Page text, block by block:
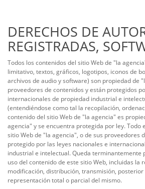
DERECHOS DE
REGISTRADAS,
Todos los contenidos del sitio Web de "la
limitativo, textos, gráficos, logotipos, iconos de
archivos de audio y software) son propiedad de
proveedores de contenidos y están protegidos
internacionales de propiedad industrial e
(entendiéndose como tal la recopilación,
contenido del sitio Web de "la agencia" es
agencia" y se encuentra protegida por ley. Todo
sitio Web de "la agencia", o de sus proveedores
protegido por las leyes nacionales e
industrial e intelectual. Queda terminantemente
uso del contenido de este sitio Web, incluidas la
modificación, distribución, transmisión,
representación total o parcial del mismo.